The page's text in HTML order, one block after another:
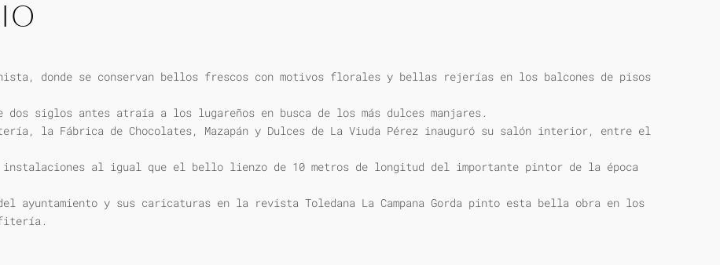
donde se conservan bellos frescos con motivos florales y bellas rejerías en los balcones de pisos
dos siglos antes atraía a los lugareños en busca de los más dulces manjares.
la Fábrica de Chocolates, Mazapán y Dulces de La Viuda Pérez inauguró su salón interior, entre el
instalaciones al igual que el bello lienzo de 10 metros de longitud del importante pintor de la época
y sus caricaturas en la revista Toledana La Campana Gorda pinto esta bella obra en los